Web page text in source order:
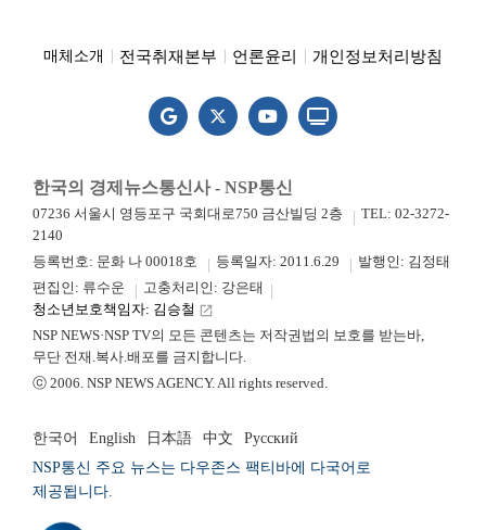
매체소개 전국취재본부 언론윤리 개인정보처리방침
한국의 경제뉴스통신사 - NSP통신
07236 서울시 영등포구 국회대로750 금산빌딩 2층
TEL: 02-3272-
2140
등록번호: 문화 나 00018호
등록일자: 2011.6.29
발행인: 김정태
편집인: 류수운
고충처리인: 강은태
청소년보호책임자: 김승철 launch
NSP NEWS·NSP TV의 모든 콘텐츠는 저작권법의 보호를 받는바,
무단 전재.복사.배포를 금지합니다.
ⓒ 2006. NSP NEWS AGENCY. All rights reserved.
한국어 English 日本語 中文
Русский
NSP통신 주요 뉴스는 다우존스 팩티바에 다국어로
제공됩니다.